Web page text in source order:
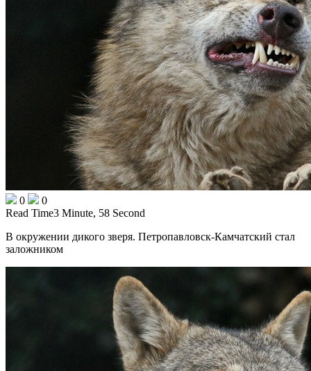
0
0
Read Time3 Minute, 58 Second
В окружении дикого зверя. Петропавловск-Камчатский стал
заложником